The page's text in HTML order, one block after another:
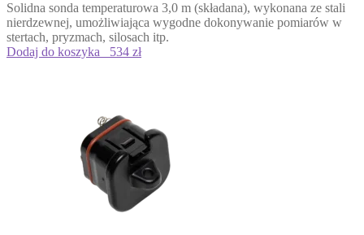
Solidna sonda temperaturowa 3,0 m (składana), wykonana ze stali
nierdzewnej, umożliwiająca wygodne dokonywanie pomiarów w
stertach, pryzmach, silosach itp.
Dodaj do koszyka
534 zł